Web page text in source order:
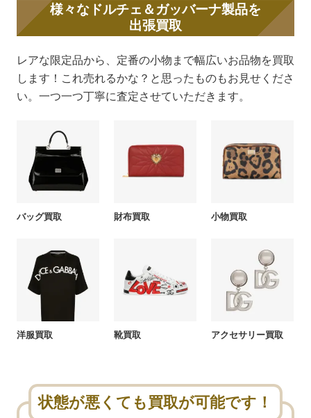
様々なドルチェ＆ガッバーナ製品を
出張買取
レアな限定品から、定番の小物まで幅広いお品物を買取
します！これ売れるかな？と思ったものもお見せくださ
い。一つ一つ丁寧に査定させていただきます。
バッグ買取 財布買取 小物買取
洋服買取 靴買取 アクセサリー買取
状態が悪くても買取が可能です！